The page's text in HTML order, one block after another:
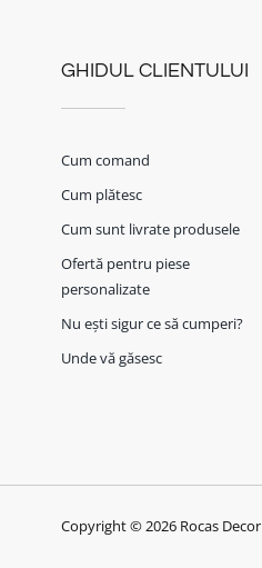
GHIDUL CLIENTULUI
Cum comand
Cum plătesc
Cum sunt livrate produsele
Ofertă pentru piese
personalizate
Nu ești sigur ce să cumperi?
Unde vă găsesc
Copyright © 2026 Rocas Decor